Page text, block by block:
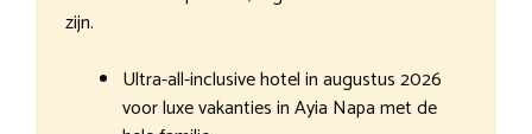
zijn.
Ultra-all-inclusive hotel in augustus 2026
voor luxe vakanties in Ayia Napa met de